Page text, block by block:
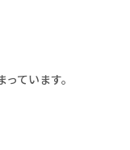
ています。